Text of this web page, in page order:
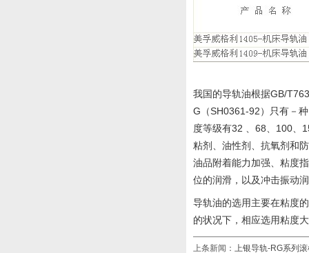
我国的导轨油根据GB/
G（SH0361-92）只有－
度等级有32 、68、100、
粘剂、油性剂、抗氧剂和
油品附着能力加强、粘度
位的润滑，以及冲击振动
导轨油的选用主要在粘度
的状况下，相应选用粘度
上条新闻： 上银导轨-RG系列